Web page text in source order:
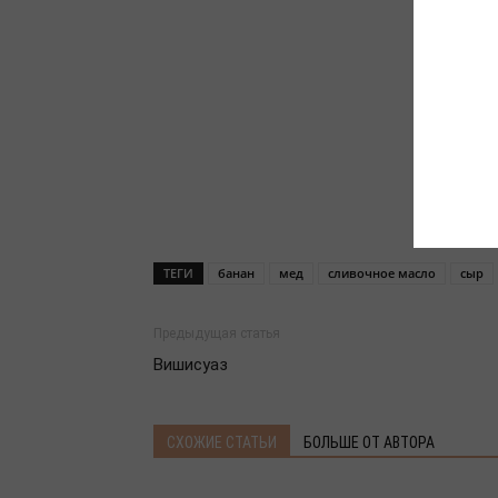
ТЕГИ банан мед сливочное масло сыр
Вишисуаз
СХОЖИЕ СТАТЬИ БОЛЬШЕ ОТ АВТОРА